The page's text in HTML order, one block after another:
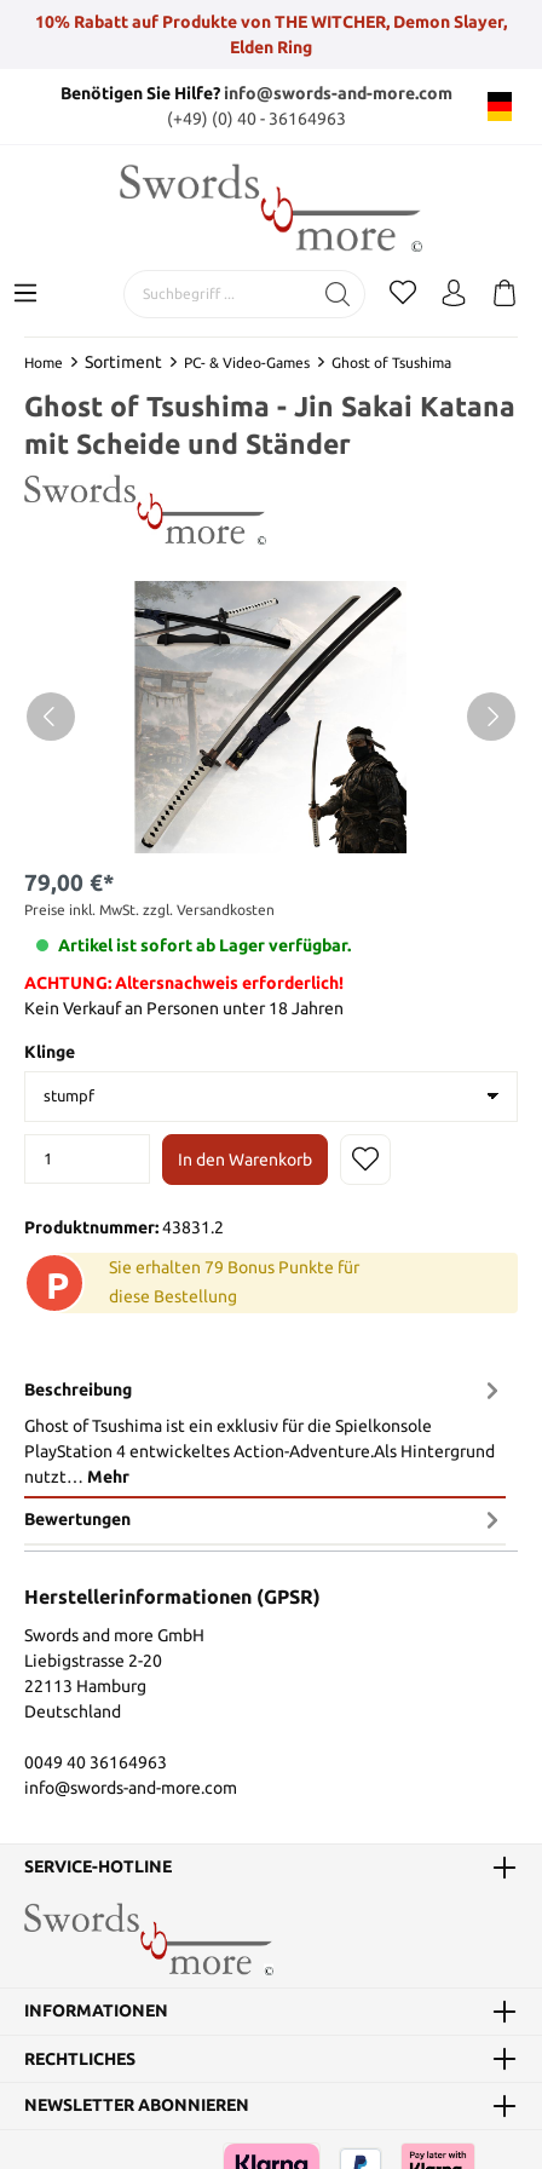
10% Rabatt auf Produkte von THE WITCHER, Demon Slayer,
Elden Ring
Benötigen Sie Hilfe?info@swords-and-more.com
(+49) (0) 40 - 36164963
Home Sortiment PC- & Video-Games Ghost of Tsushima
Ghost of Tsushima - Jin Sakai Katana
mit Scheide und Ständer
79,00 €*
Preise inkl. MwSt. zzgl. Versandkosten
Artikel ist sofort ab Lager verfügbar.
ACHTUNG: Altersnachweis erforderlich!
Kein Verkauf an Personen unter 18 Jahren
Klinge
In den Warenkorb
Produktnummer:43831.2
P
Sie erhalten 79 Bonus Punkte für
diese Bestellung
Beschreibung
Ghost of Tsushima ist ein exklusiv für die Spielkonsole
PlayStation 4 entwickeltes Action-Adventure.Als Hintergrund
nutzt… Mehr
Bewertungen
Herstellerinformationen (GPSR)
Swords and more GmbH
Liebigstrasse 2-20
22113 Hamburg
Deutschland
0049 40 36164963
info@swords-and-more.com
SERVICE-HOTLINE
INFORMATIONEN
RECHTLICHES
NEWSLETTER ABONNIEREN